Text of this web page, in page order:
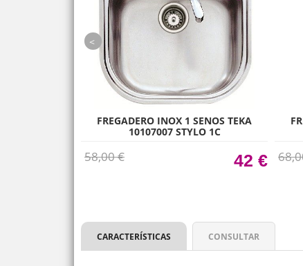
FREGADERO INOX 1 SENOS TEKA
10107007 STYLO 1C
58,00 € 42 €
prev
CARACTERÍSTICAS CONSULTAR